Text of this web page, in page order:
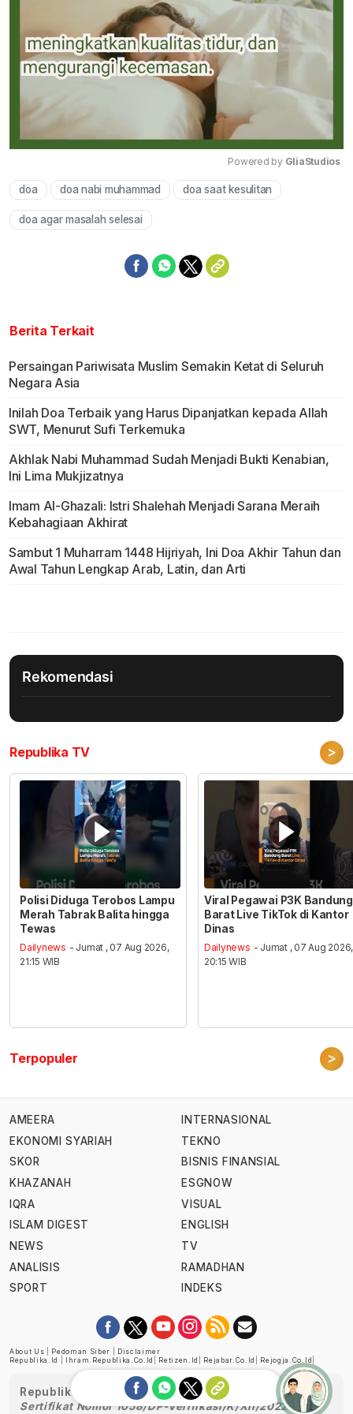
Powered by GliaStudios
doa doa nabi muhammad doa saat kesulitan
doa agar masalah selesai
Berita Terkait
Persaingan Pariwisata Muslim Semakin Ketat di Seluruh
Negara Asia
Inilah Doa Terbaik yang Harus Dipanjatkan kepada Allah
SWT, Menurut Sufi Terkemuka
Akhlak Nabi Muhammad Sudah Menjadi Bukti Kenabian,
Ini Lima Mukjizatnya
Imam Al-Ghazali: Istri Shalehah Menjadi Sarana Meraih
Kebahagiaan Akhirat
Sambut 1 Muharram 1448 Hijriyah, Ini Doa Akhir Tahun dan
Awal Tahun Lengkap Arab, Latin, dan Arti
Rekomendasi
Republika TV >
Polisi Diduga Terobos Lampu
Merah Tabrak Balita hingga
Tewas
Dailynews - Jumat , 07 Aug 2026,
21:15 WIB
Viral Pegawai P3K Bandung
Barat Live TikTok di Kantor
Dinas
Dailynews - Jumat , 07 Aug 2026,
20:15 WIB
Terpopuler >
AMEERA
EKONOMI SYARIAH
SKOR
KHAZANAH
IQRA
ISLAM DIGEST
NEWS
ANALISIS
SPORT
INTERNASIONAL
TEKNO
BISNIS FINANSIAL
ESGNOW
VISUAL
ENGLISH
TV
RAMADHAN
INDEKS
About Us Pedoman Siber
Disclaimer
Republika.id
Ihram.republika.co.id Retizen.id Rejabar.co.id Rejogja.co.id
Republika telah diverifikasi oleh Dewan Pers
Sertifikat Nomor 1058/DP-Verifikasi/K/XII/2022